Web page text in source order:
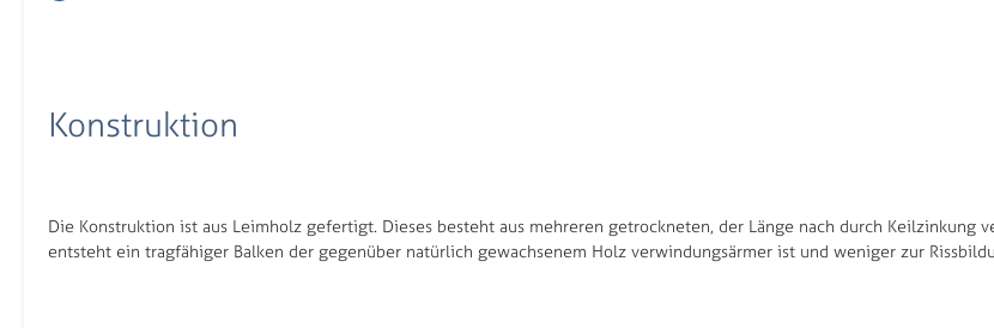
Konstruktion
Die Konstruktion ist aus Leimholz gefertigt. Dieses besteht aus mehreren getrockneten, der Länge nach durch
entsteht ein tragfähiger Balken der gegenüber natürlich gewachsenem Holz verwindungsärmer ist und weniger zur